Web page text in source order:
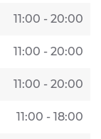
11:00 - 20:00
11:00 - 20:00
11:00 - 20:00
11:00 - 18:00